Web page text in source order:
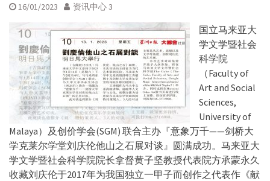
16/01/2023 资讯中心 3
国立马来亚大
学文学暨社会
科学院
（Faculty of
Art and Social
Sciences,
University of
Malaya）及创价学会(SGM) 联合主办『意象万千——剑桥大
学克莱尔学堂刘庆伦他山之石展对谈』圆满成功。马来亚大
学文学暨社会科学院院长拿督黄子坚教授代表院方承蒙永久
收藏刘庆伦于2017年为我国独立一甲子而创作之代表作《献